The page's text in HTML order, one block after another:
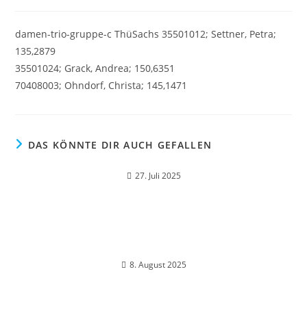
damen-trio-gruppe-c ThüSachs 35501012; Settner, Petra;
135,2879
35501024; Grack, Andrea; 150,6351
70408003; Ohndorf, Christa; 145,1471
DAS KÖNNTE DIR AUCH GEFALLEN
27. Juli 2025
8. August 2025